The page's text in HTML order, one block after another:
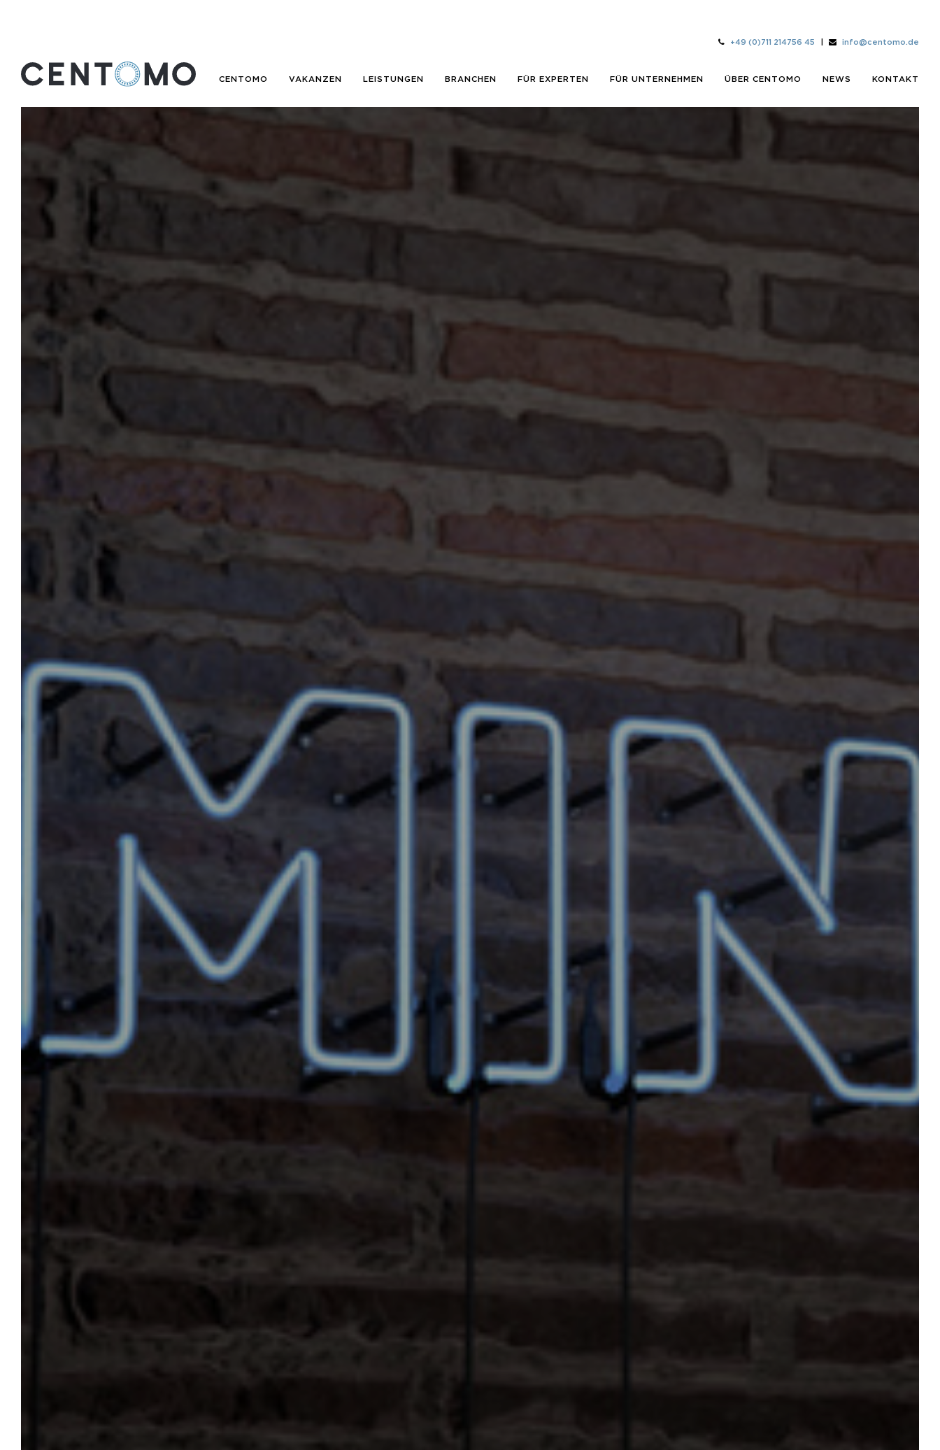
+49 (0)711 214756 45 info@centomo.de
CENTOMO VAKANZEN LEISTUNGEN BRANCHEN FÜR EXPERTEN FÜR UNTERNEHMEN ÜBER CENTOMO NEWS KONTAKT